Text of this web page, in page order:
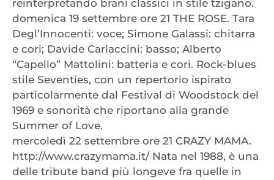
reinterpretando brani classici in stile tzigano.
domenica 19 settembre ore 21 THE ROSE. Tara
Degl’Innocenti: voce; Simone Galassi: chitarra
e cori; Davide Carlaccini: basso; Alberto
“Capello” Mattolini: batteria e cori. Rock-blues
stile Seventies, con un repertorio ispirato
particolarmente dal Festival di Woodstock del
1969 e sonorità che riportano alla grande
Summer of Love.
mercoledì 22 settembre ore 21 CRAZY MAMA.
http://www.crazymama.it/ Nata nel 1988, è una
delle tribute band più longeve fra quelle in